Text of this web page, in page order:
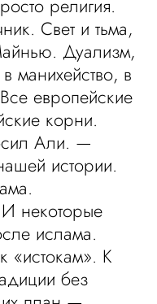
религия.
Свет и тьма,
Дуализм,
манихейство, в
европейские
корни.
Али. —
истории.
некоторые
ислама.
«истокам». К
без